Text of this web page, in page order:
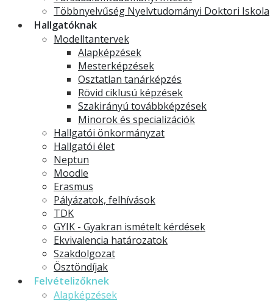
Többnyelvűség Nyelvtudományi Doktori Iskola
Hallgatóknak
Modelltantervek
Alapképzések
Mesterképzések
Osztatlan tanárképzés
Rövid ciklusú képzések
Szakirányú továbbképzések
Minorok és specializációk
Hallgatói önkormányzat
Hallgatói élet
Neptun
Moodle
Erasmus
Pályázatok, felhívások
TDK
GYIK - Gyakran ismételt kérdések
Ekvivalencia határozatok
Szakdolgozat
Ösztöndíjak
Felvételizőknek
Alapképzések